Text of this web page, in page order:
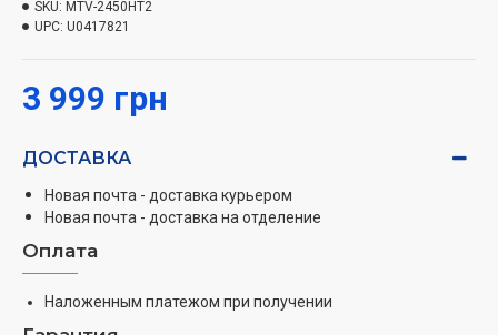
3 999 грн
SKU: MTV-2450HT2
UPC: U0417821
ДОСТАВКА
Новая почта - доставка курьером
Новая почта - доставка на отделение
Оплата
Наложенным платежом при получении